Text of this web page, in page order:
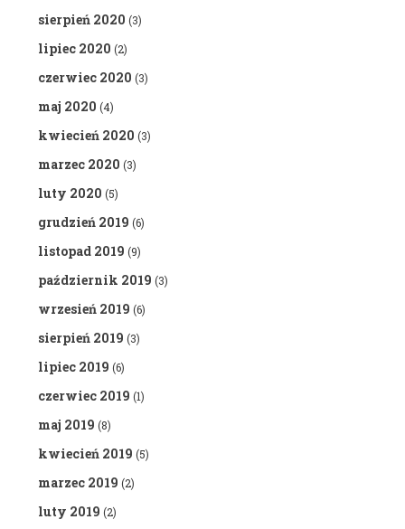
sierpień 2020 (3)
lipiec 2020 (2)
czerwiec 2020 (3)
maj 2020 (4)
kwiecień 2020 (3)
marzec 2020 (3)
luty 2020 (5)
grudzień 2019 (6)
listopad 2019 (9)
październik 2019 (3)
wrzesień 2019 (6)
sierpień 2019 (3)
lipiec 2019 (6)
czerwiec 2019 (1)
maj 2019 (8)
kwiecień 2019 (5)
marzec 2019 (2)
luty 2019 (2)